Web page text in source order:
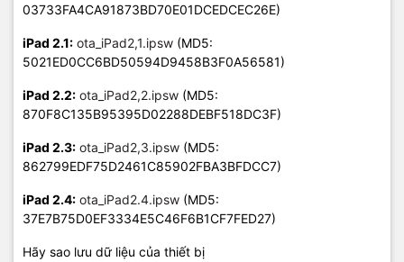
03733FA4CA91873BD70E01DCEDCEC26E)
iPad 2.1: ota_iPad2,1.ipsw (MD5:
5021ED0CC6BD50594D9458B3F0A56581)
iPad 2.2: ota_iPad2,2.ipsw (MD5:
870F8C135B95395D02288DEBF518DC3F)
iPad 2.3: ota_iPad2,3.ipsw (MD5:
862799EDF75D2461C85902FBA3BFDCC7)
iPad 2.4: ota_iPad2.4.ipsw (MD5:
37E7B75D0EF3334E5C46F6B1CF7FED27)
Hãy sao lưu dữ liệu của thiết bị